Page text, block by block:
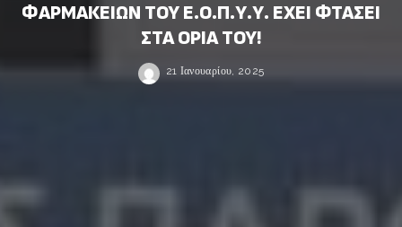
ΦΑΡΜΑΚΕΙΩΝ ΤΟΥ Ε.Ο.Π.Υ.Υ. ΕΧΕΙ ΦΤΑΣΕΙ
ΣΤΑ ΟΡΙΑ ΤΟΥ!
21 Ιανουαρίου, 2025